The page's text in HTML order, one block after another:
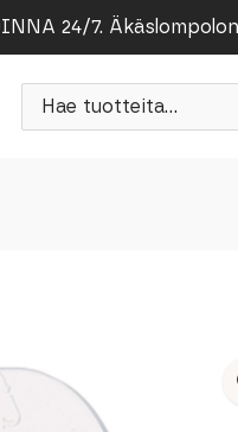
24/7.
Products
search